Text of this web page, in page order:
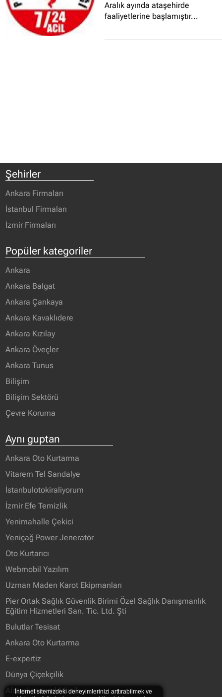
Aralık ayında ataşehirde
faaliyetlerine başlamıştır...
Şehirler
Ankara Firmaları
İstanbul Firmaları
İzmir Firmaları
Popüler kategoriler
Ankara
Ankara Balgat
Ankara Çankaya
Ankara Kavaklıdere
Ankara Kızılay
Ankara Öveçler
Ankara Tunus
Bilişim
Bilişim Sektörü
Çevre Koruma
Aynı guptan
Ankara Oto Kurtarma
Vitarem Tel Sandalye
İstanbulotokiraliyorum
İzmir Efe Temizlik
Yenimahalle Çekici
Yeniçağ Power Jeneratör
Oto Kurtarıcı
Webmobil Yazılım
Uzman Maden Karot Ekipmanları
Pier Ortak Sağlık Güvenlik Birimi Özel Sağlık Danışmanlık
Eğitim Hizmetleri San. Tic. Ltd. Şti
Bulutlar Tesisat
Ankara Oto Kurtarma
E-expertiz
Dünya Çiçekçilik
Alaturkasound Müzik
İnternet sitemizdeki deneyimlerinizi arttırabilmek ve